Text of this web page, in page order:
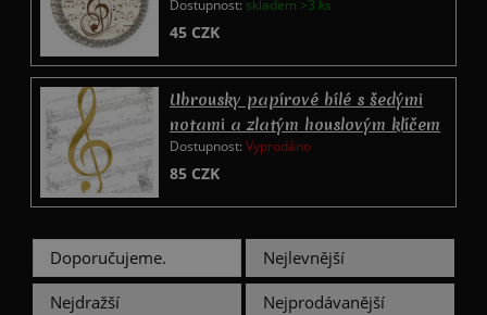
houslovým klíčem 50ks
Dostupnost: skladem >3 ks
45 CZK
Ubrousky papírové bílé s šedými
notami a zlatým houslovým klíčem
I Love Music
Dostupnost:Vyprodáno
85 CZK
Doporučujeme.
Nejlevnější
Nejdražší
Nejprodávanější